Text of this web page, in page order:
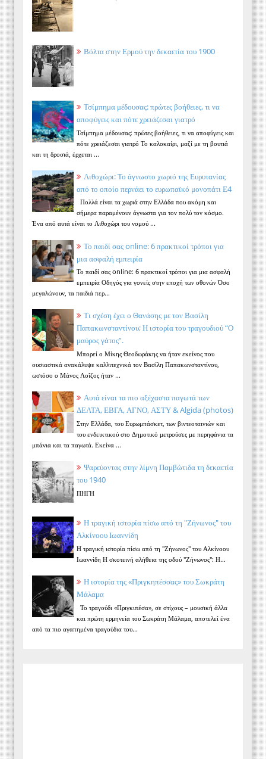
Βόλτα στην Ερμού την δεκαετία του 1900
Τσίμπημα μέδουσας: πρώτες βοήθειες, τι να
αποφύγεις και πότε χρειάζεσαι γιατρό
Τσίμπημα μέδουσας: πρώτες βοήθειες, τι να αποφύγεις και
πότε χρειάζεσαι γιατρό Το καλοκαίρι, μαζί με τη βουτιά
και τη δροσιά, έρχεται ...
Λιθοχώρι: Το άγνωστο χωριό της Ευρυτανίας
από το οποίο περνάει το ευρωπαϊκό μονοπάτι Ε4
Πολλά είναι τα χωριά στην Ελλάδα που ακόμη και
σήμερα παραμένουν άγνωστα για τον πολύ τον κόσμο.
Ένα από αυτά είναι το Λιθοχώρι του νομού ...
Το παιδί σας online: 6 πρακτικοί τρόποι για
μια ασφαλή εμπειρία
Το παιδί σας online: 6 πρακτικοί τρόποι για μια ασφαλή
εμπειρία Οδηγός για γονείς στην εποχή των οθονών Όσο
μεγαλώνουν, τα παιδιά περ...
Τι σχέση έχει ο Θανάσης με τον Βασίλη
Παπακωνσταντίνου; Η ιστορία του τραγουδιού “Ο
μαύρος γάτος”.
Μπορεί ο Μίκης Θεοδωράκης να ήταν εκείνος που
ουσιαστικά ανακάλυψε καλλιτεχνικά τον Βασίλη Παπακωνσταντίνου,
ωστόσο ο Μάνος Λοΐζος ήταν ...
Αυτά είναι τα πιο αξέχαστα παγωτά των
ΔΕΛΤΑ, ΕΒΓΑ, ΑΓΝΟ, ΑΣΤΥ & Algida (photos)
Στην Ελλάδα, του Ευρωμπάσκετ, των βιντεοταινιών και
του ενδεικτικού στο Δημοτικό μετρούσες με περηφάνια τα
μπάνια και τα παγωτά. Εκείνα ...
Ψαρεύοντας στην λίμνη Παμβώτιδα τη δεκαετία
του 1940
ΠΗΓΗ
Η τραγική ιστορία πίσω από τη "Ζήνωνος" του
Αλκίνοου Ιωαννίδη
Η τραγική ιστορία πίσω από τη "Ζήνωνος" του Αλκίνοου
Ιωαννίδη Η σκοτεινή αλήθεια της οδού "Ζήνωνος": Η...
Η ιστορία της «Πριγκηπέσσας» του Σωκράτη
Μάλαμα
Το τραγούδι «Πριγκιπέσα», σε στίχους – μουσική άλλα
και πρώτη ερμηνεία του Σωκράτη Μάλαμα, αποτελεί ένα
από τα πιο αγαπημένα τραγούδια του...